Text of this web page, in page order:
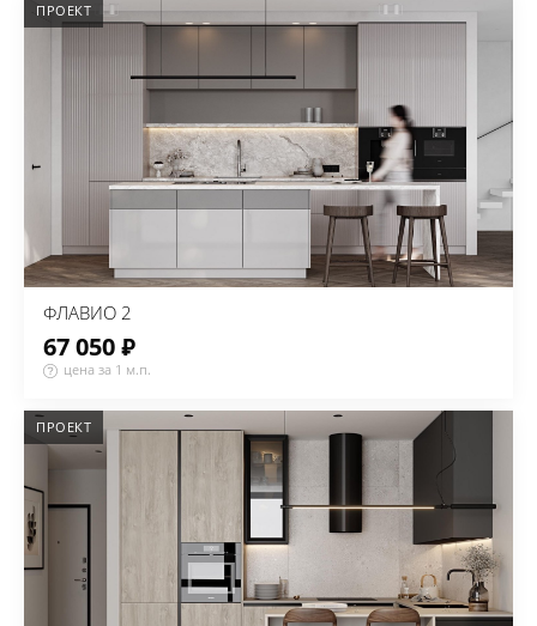
ПРОЕКТ
ФЛАВИО 2
67 050 ₽
цена за 1 м.п.
ПРОЕКТ